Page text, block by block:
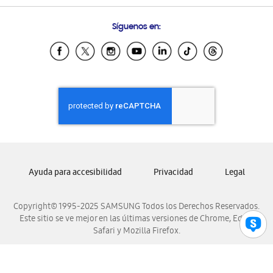
Samsung Ecuador
Samsung El Salvador
Samsung Honduras
Samsung Nicaragua
Samsung Panamá
Samsung Venezuela
Síguenos en:
Copyright© 1995-2025 SAMSUNG Todos los Derechos Reservados.
Este sitio se ve mejor en las últimas versiones de Chrome, Edge,
Safari y Mozilla Firefox.
Ayuda para accesibilidad Privacidad Legal